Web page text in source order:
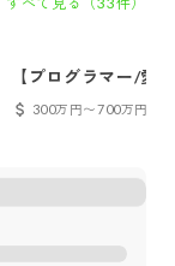
【プログラマー/愛
取引多数。上流工
300万円〜700万円